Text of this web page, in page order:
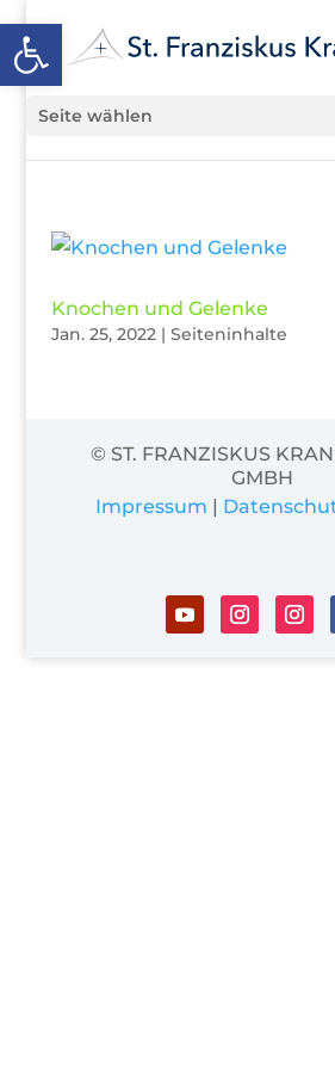
Seite wählen
Knochen und Gelenke
Jan. 25, 2022| Seiteninhalte
© ST. FRANZISKUS
GMBH
Impressum |
Open toolbar